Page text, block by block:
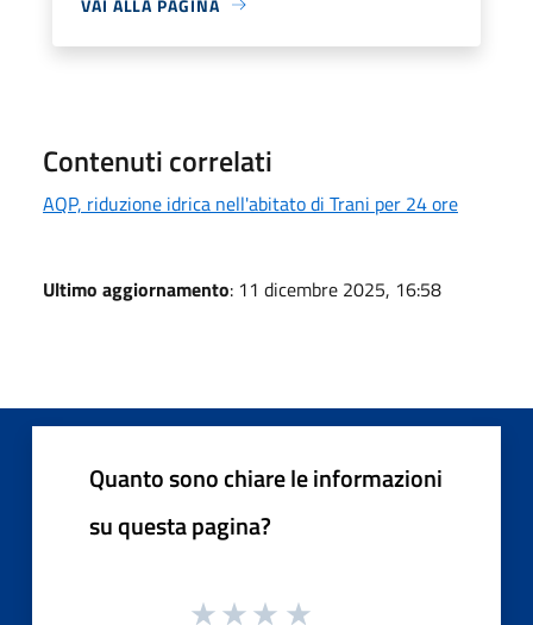
Contenuti correlati
AQP, riduzione idrica nell'abitato di Trani per 24 ore
Ultimo aggiornamento: 11 dicembre 2025, 16:58
Quanto sono chiare le informazioni
su questa pagina?